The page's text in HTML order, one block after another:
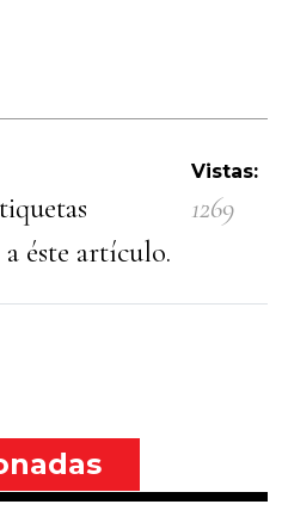
a éste artículo.
Vistas:
1269